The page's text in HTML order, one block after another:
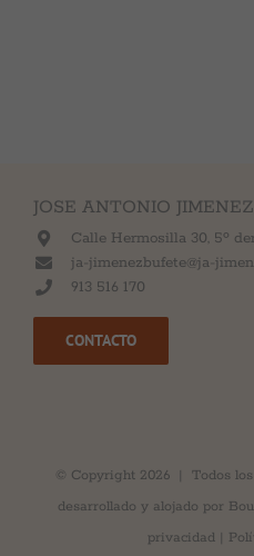
JOSE ANTONIO
Calle Hermosilla 30, 5º
ja-jimenezbufete@ja-
913 516 170
CONTACTO
© Copyright 2026 | Todos
desarrollado y alojado por
privacidad